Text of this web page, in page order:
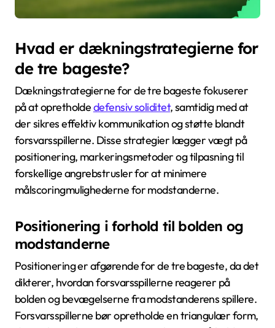
Hvad er dækningstrategierne for
de tre bageste?
Dækningstrategierne for de tre bageste fokuserer
på at opretholdedefensiv soliditet, samtidig med at
der sikres effektiv kommunikation og støtte blandt
forsvarsspillerne. Disse strategier lægger vægt på
positionering, markeringsmetoder og tilpasning til
forskellige angrebstrusler for at minimere
målscoringmulighederne for modstanderne.
Positionering i forhold til bolden og
modstanderne
Positionering er afgørende for de tre bageste, da det
dikterer, hvordan forsvarsspillerne reagerer på
bolden og bevægelserne fra modstanderens spillere.
Forsvarsspillerne bør opretholde en triangulær form,